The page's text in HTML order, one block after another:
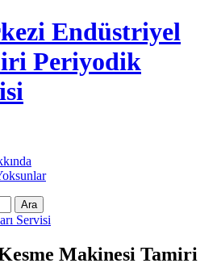
Endüstriyel
Periyodik
Servisi
Makinesi Tamiri